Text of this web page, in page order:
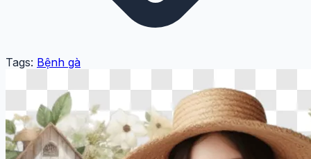
Tags: Bệnh gà